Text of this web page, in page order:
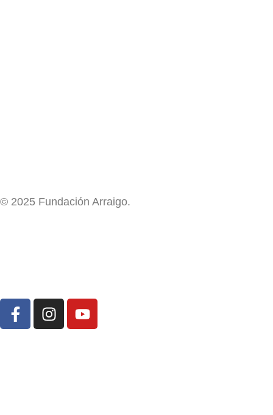
© 2025 Fundación Arraigo.